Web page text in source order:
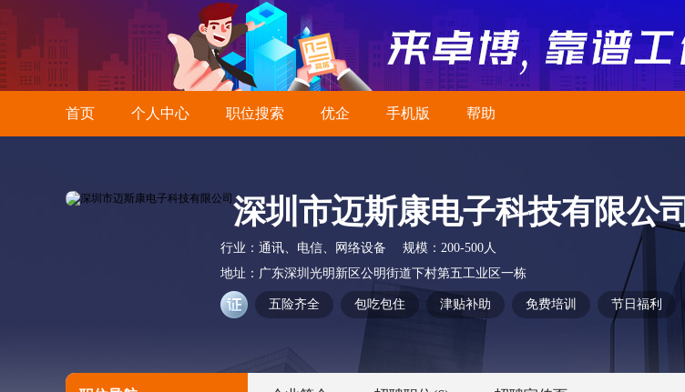
首页 个人中心 职位搜索 优企 手机版 帮助
深圳市迈斯康电子科技有限公司
行业： 通讯、电信、网络设备 规模： 200-500人
地址： 广东深圳光明新区公明街道下村第五工业区一栋
五险齐全 包吃包住 津贴补助 免费培训 节日福利